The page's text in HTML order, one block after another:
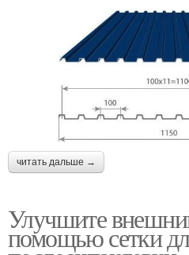
читать дальше →
Улучшите
помощью сетки